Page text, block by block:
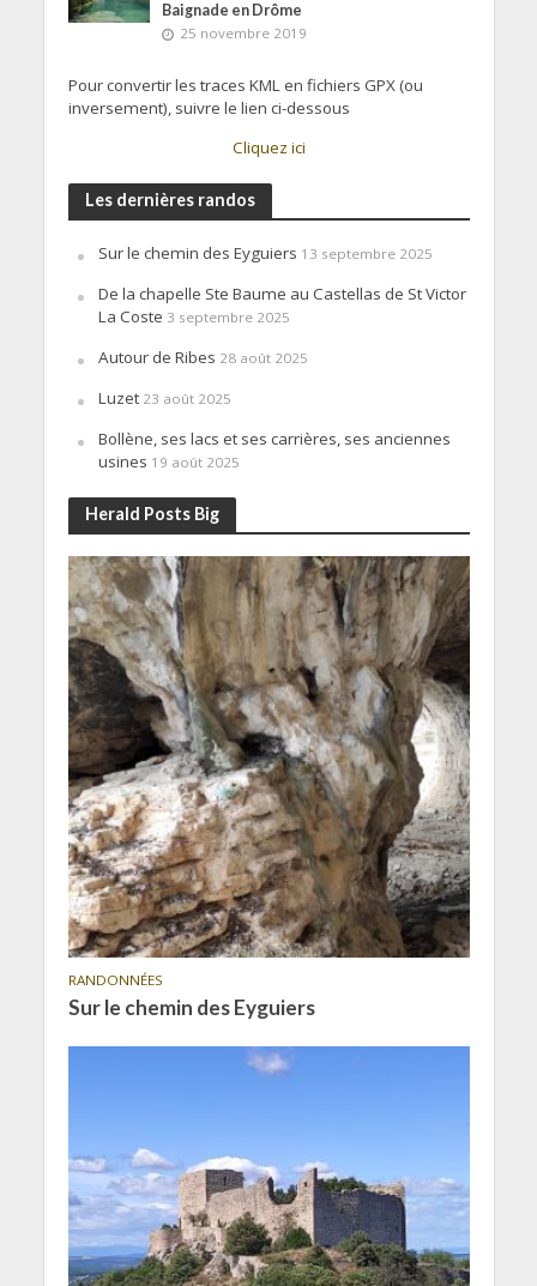
Baignade en Drôme
25 novembre 2019
Pour convertir les traces KML en fichiers GPX (ou
inversement), suivre le lien ci-dessous
Cliquez ici
Les dernières randos
Sur le chemin des Eyguiers 13 septembre 2025
De la chapelle Ste Baume au Castellas de St Victor
La Coste 3 septembre 2025
Autour de Ribes 28 août 2025
Luzet 23 août 2025
Bollène, ses lacs et ses carrières, ses anciennes
usines 19 août 2025
Herald Posts Big
RANDONNÉES
Sur le chemin des Eyguiers